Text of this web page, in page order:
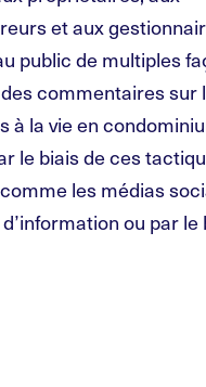
et aux
public de multiples
commentaires sur
la vie en
le biais de ces
les médias
ou par le